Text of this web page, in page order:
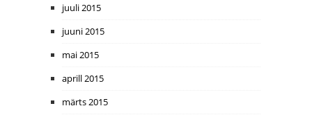
juuli 2015
juuni 2015
mai 2015
aprill 2015
märts 2015